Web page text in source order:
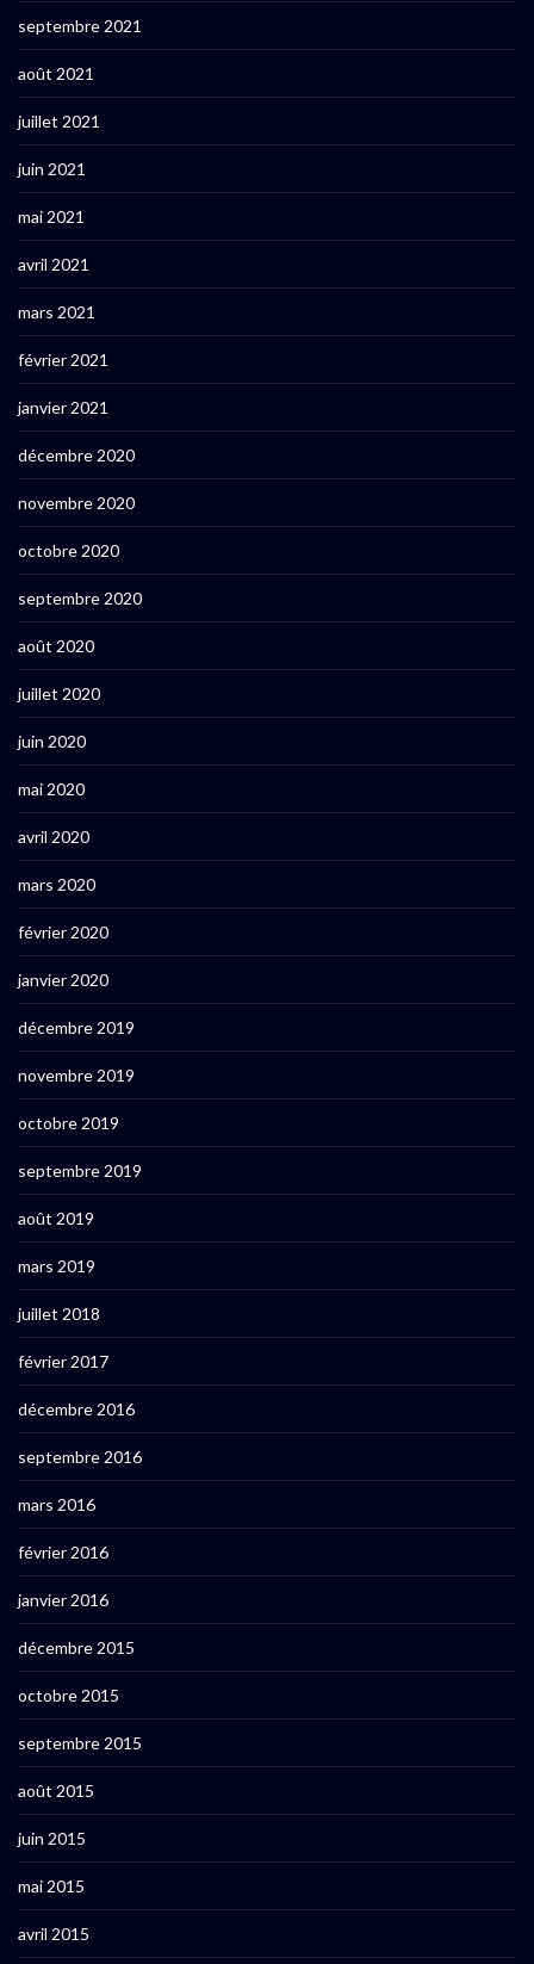
septembre 2021
août 2021
juillet 2021
juin 2021
mai 2021
avril 2021
mars 2021
février 2021
janvier 2021
décembre 2020
novembre 2020
octobre 2020
septembre 2020
août 2020
juillet 2020
juin 2020
mai 2020
avril 2020
mars 2020
février 2020
janvier 2020
décembre 2019
novembre 2019
octobre 2019
septembre 2019
août 2019
mars 2019
juillet 2018
février 2017
décembre 2016
septembre 2016
mars 2016
février 2016
janvier 2016
décembre 2015
octobre 2015
septembre 2015
août 2015
juin 2015
mai 2015
avril 2015